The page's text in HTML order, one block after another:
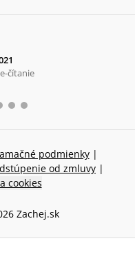
čítanie
podmienky |
od zmluvy |
cookies
Zachej.sk